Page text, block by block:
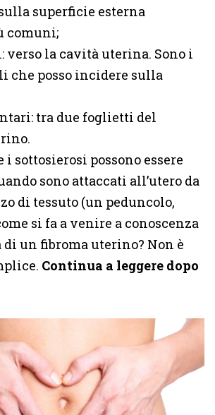
superficie esterna
comuni;
verso la cavità uterina. Sono i
che posso incidere sulla
tra due foglietti del
i sottosierosi possono essere
sono attaccati all’utero da
di tessuto (un peduncolo,
si fa a venire a conoscenza
di un fibroma uterino? Non è
Continua a leggere dopo